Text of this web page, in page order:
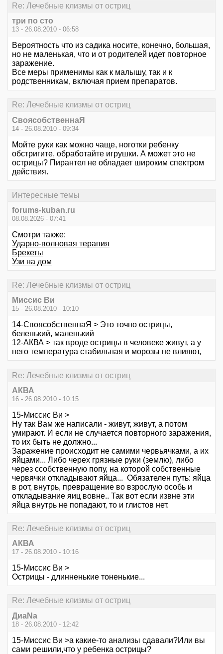
Re: Лечебные клизмы от остриц
три по сто
13 - 26.08.2010 - 06:58
Вероятность что из садика носите, конечно, большая,
но не маленькая, что и от родителей идет повторное
заражение.
Все меры применимы как к малышу, так и к
родственникам, включая прием препаратов.
Re: Лечебные клизмы от остриц
СвоясобственнаЯ
14 - 26.08.2010 - 09:34
Мойте руки как можно чаще, ноготки ребенку
обстригите, обработайте игрушки. А может это не
острицы? Пирантел не обладает широким спектром
действия.
Интересные темы
forums-kuban.ru
08.08.2026 - 07:41
Смотри также:
Ударно-волновая терапия
Брекеты
Узи на дом
Re: Лечебные клизмы от остриц
Миссис Ви
15 - 26.08.2010 - 10:10
14-СвоясобственнаЯ > Это точно острицы,
беленький, маленький
12-АКВА > так вроде острицы в человеке живут, а у
него температура стабильная и морозы не влияют,
Re: Лечебные клизмы от остриц
АКВА
16 - 26.08.2010 - 10:15
15-Миссис Ви >
Ну так Вам же написали - живут, живут, а потом
умирают. И если не случается повторного заражения,
то их быть не должно...
Заражение происходит не самими червьячками, а их
яйцами... Либо черех грязные руки (землю), либо
через ссобственную попу, на которой собственные
червячки откладывают яйца... Обязателен путь: яйца
в рот, внутрь, превращение во взрослую особь и
откладывание яиц вовне.. Так вот если извне эти
яйца внутрь не попадают, то и глистов нет.
Re: Лечебные клизмы от остриц
АКВА
17 - 26.08.2010 - 10:16
15-Миссис Ви >
Острицы - длинненькие тоненькие...
Re: Лечебные клизмы от остриц
ДиаNa
18 - 26.08.2010 - 12:42
15-Миссис Ви >а какие-то анализы сдавали?Или вы
сами решили,что у ребенка острицы?